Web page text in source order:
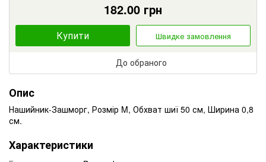
182.00 грн
Купити Швидке замовлення
До обраного
Опис
Нашийник-Зашморг, Розмір M, Обхват шиї 50 см, Ширина 0,8
см.
Характеристики